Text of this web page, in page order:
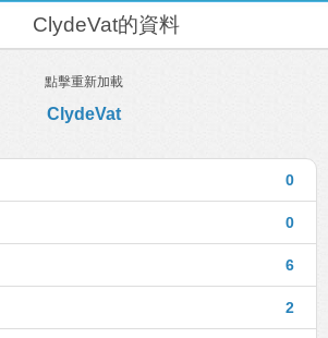
ClydeVat的資料
點擊重新加載
ClydeVat
0
0
6
2